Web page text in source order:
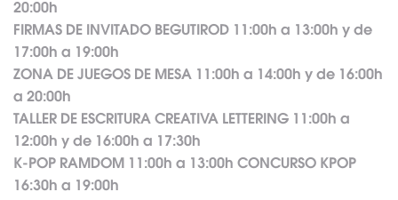
20:00h
FIRMAS DE INVITADO BEGUTIROD 11:00h a 13:00h y de
17:00h a 19:00h
ZONA DE JUEGOS DE MESA 11:00h a 14:00h y de 16:00h
a 20:00h
TALLER DE ESCRITURA CREATIVA LETTERING 11:00h a
12:00h y de 16:00h a 17:30h
K-POP RAMDOM 11:00h a 13:00h CONCURSO KPOP
16:30h a 19:00h